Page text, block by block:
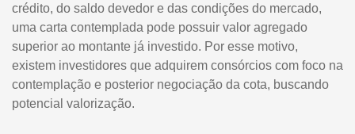
crédito, do saldo devedor e das condições do mercado,
uma carta contemplada pode possuir valor agregado
superior ao montante já investido. Por esse motivo,
existem investidores que adquirem consórcios com foco na
contemplação e posterior negociação da cota, buscando
potencial valorização.